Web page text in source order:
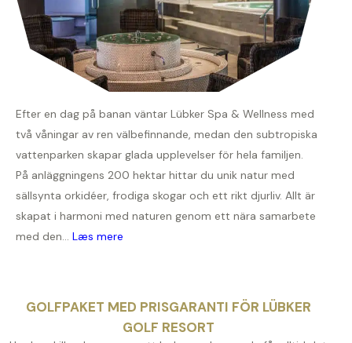
Efter en dag på banan väntar Lübker Spa & Wellness med
två våningar av ren välbefinnande, medan den subtropiska
vattenparken skapar glada upplevelser för hela familjen.
På anläggningens 200 hektar hittar du unik natur med
sällsynta orkidéer, frodiga skogar och ett rikt djurliv. Allt är
skapat i harmoni med naturen genom ett nära samarbete
med den... Læs mere
GOLFPAKET MED PRISGARANTI FÖR LÜBKER
GOLF RESORT